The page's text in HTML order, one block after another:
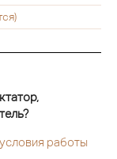
работы